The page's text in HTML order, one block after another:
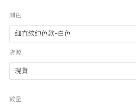
顏色
貨源
數量